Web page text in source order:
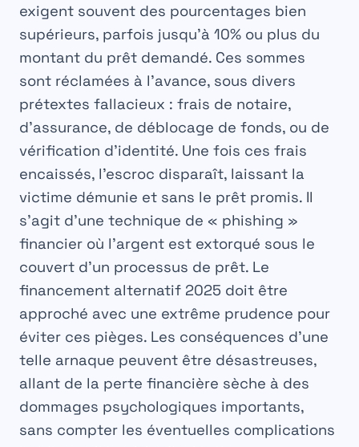
exigent souvent des pourcentages bien
supérieurs, parfois jusqu’à 10% ou plus du
montant du prêt demandé. Ces sommes
sont réclamées à l’avance, sous divers
prétextes fallacieux : frais de notaire,
d’assurance, de déblocage de fonds, ou de
vérification d’identité. Une fois ces frais
encaissés, l’escroc disparaît, laissant la
victime démunie et sans le prêt promis. Il
s’agit d’une technique de « phishing »
financier où l’argent est extorqué sous le
couvert d’un processus de prêt. Le
financement alternatif 2025 doit être
approché avec une extrême prudence pour
éviter ces pièges. Les conséquences d’une
telle arnaque peuvent être désastreuses,
allant de la perte financière sèche à des
dommages psychologiques importants,
sans compter les éventuelles complications